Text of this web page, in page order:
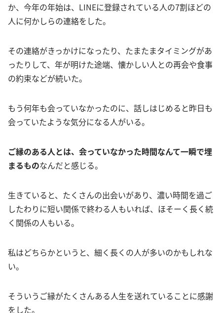
か、今年の年始は、LINEに登録されている人の7割ほどの
人に何かしらの連絡をした。
その連絡がきっかけになったり、たまたまタイミングがあ
ったりして、年が明けた途端、懐かしい人との再会や食事
の約束などが続いた。
もう何年も会っていなかったのに、話しはじめると昨日も
会っていたような気分になる人がいる。
ご縁のある人とは、会っていなかった時間なんて一瞬で埋
まるものなんだと感じる。
生きていると、たくさんの出会いがあり、濃い時間を過ご
したわりに短い関係で終わる人もいれば、ほそーく長く続
く関係の人もいる。
私はどちらかというと、細く長くの人が多いのかもしれな
い。
そういうご縁がたくさんある人生を送れていることに感謝
をした。